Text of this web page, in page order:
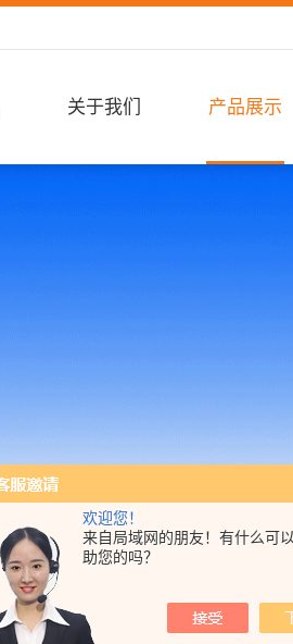
欢迎您！
来自局域网的朋友！有什么可
助您的吗？
关于我们 产品展示
我的位置：首页 产